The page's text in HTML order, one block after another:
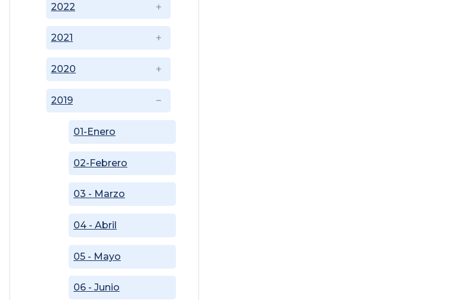
2019
01-Enero
02-Febrero
03 - Marzo
04 - Abril
05 - Mayo
06 - Junio
2020
2021
2022